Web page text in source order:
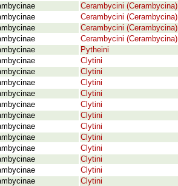
Cerambycini (Cerambycina)
Cerambycini (Cerambycina)
Cerambycini (Cerambycina)
Cerambycini (Cerambycina)
Pytheini
Clytini
Clytini
Clytini
Clytini
Clytini
Clytini
Clytini
Clytini
Clytini
Clytini
Clytini
Clytini